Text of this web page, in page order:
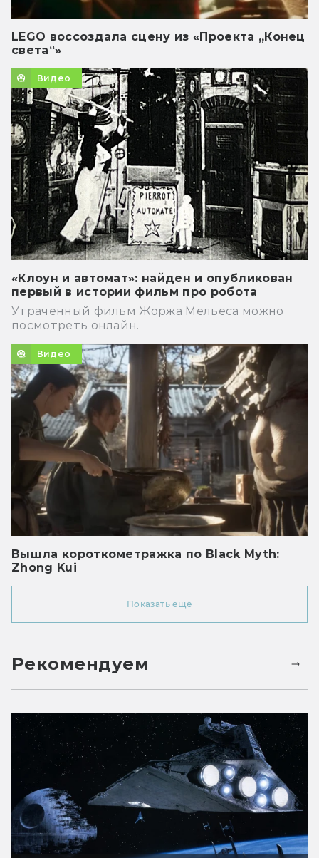
LEGO воссоздала сцену из «Проекта „Конец
света“»
Видео
«Клоун и автомат»: найден и опубликован
первый в истории фильм про робота
Утраченный фильм Жоржа Мельеса можно
посмотреть онлайн.
Видео
Вышла короткометражка по Black Myth:
Zhong Kui
Показать ещё
Рекомендуем